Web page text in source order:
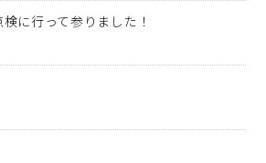
に行って参りました！